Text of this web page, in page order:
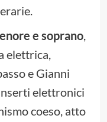
e soprano,
elettrica,
e Gianni
elettronici
coeso, atto